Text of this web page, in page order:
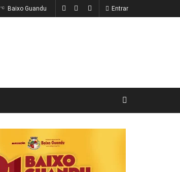
°C Baixo Guandu Entrar